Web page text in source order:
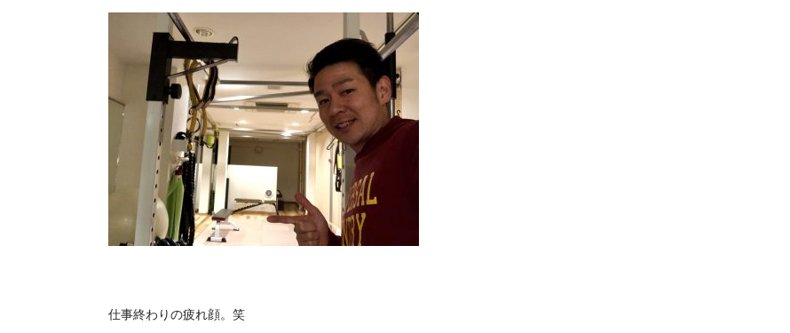
仕事終わりの疲れ顔。笑